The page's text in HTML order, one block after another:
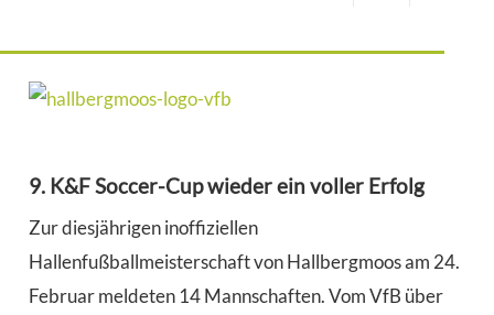
9. K&F Soccer-Cup wieder ein voller Erfolg
Zur diesjährigen inoffiziellen
Hallenfußballmeisterschaft von Hallbergmoos am 24.
Februar meldeten 14 Mannschaften. Vom VfB über